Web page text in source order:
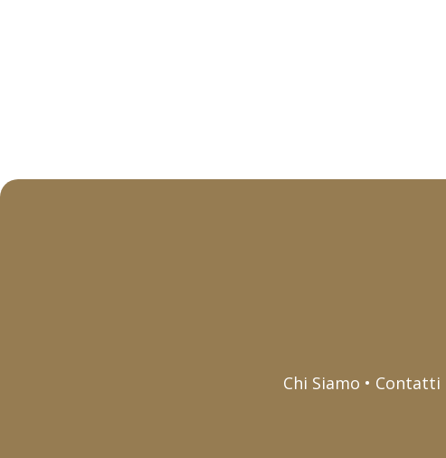
Chi Siamo • Contatti